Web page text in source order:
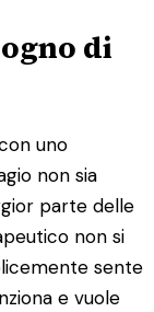
di
uno
non sia
parte delle
non si
sente
e vuole